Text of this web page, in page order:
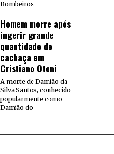
Bombeiros
Homem morre após
ingerir grande
quantidade de
cachaça em
Cristiano Otoni
A morte de Damião da
Silva Santos, conhecido
popularmente como
Damião do